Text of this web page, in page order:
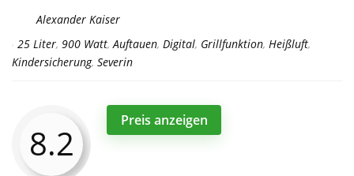
Alexander Kaiser
25 Liter, 900 Watt,Auftauen, Digital, Grillfunktion, Heißluft,
Kindersicherung, Severin
8.2
Preis anzeigen